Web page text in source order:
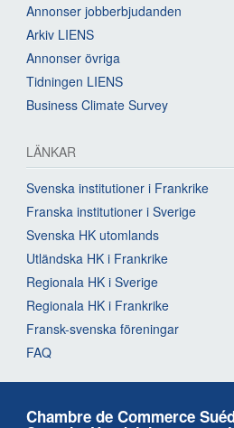
Annonser jobberbjudanden
Arkiv LIENS
Annonser övriga
Tidningen LIENS
Business Climate Survey
LÄNKAR
Svenska institutioner i Frankrike
Franska institutioner i Sverige
Svenska HK utomlands
Utländska HK i Frankrike
Regionala HK i Sverige
Regionala HK i Frankrike
Fransk-svenska föreningar
FAQ
Chambre de Commerce